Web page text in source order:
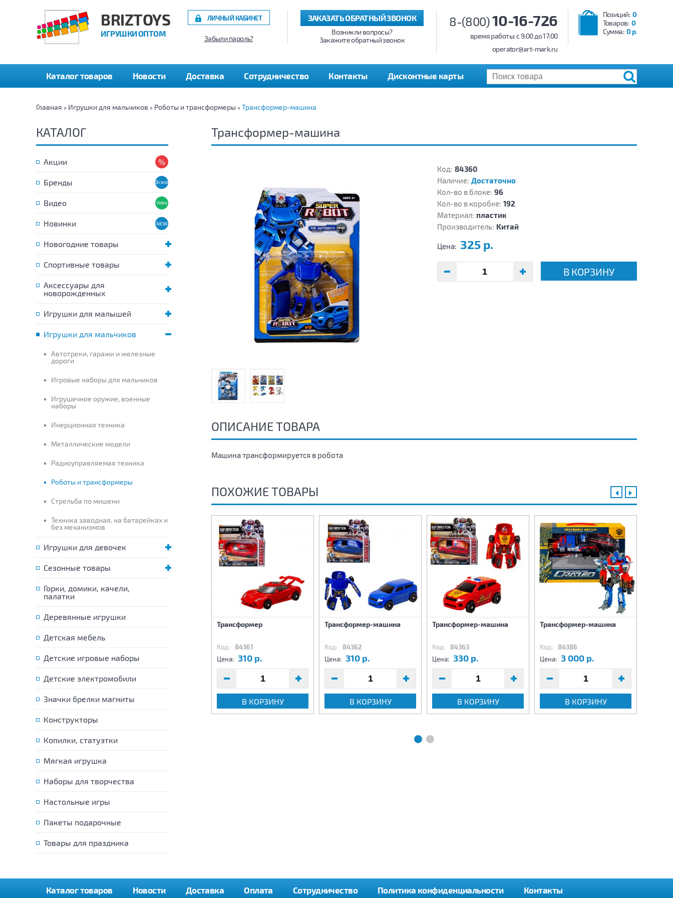
BRIZTOYS
ИГРУШКИ ОПТОМ
Позиций: 0
Товаров: 0
Сумма: 0 р.
8-(800)10-16-726
время работы: c 9:00 до 17:00
operator@art-mark.ru
ЗАКАЗАТЬ ОБРАТНЫЙ ЗВОНОК
Возникли вопросы?
Закажите обратный звонок
ЛИЧНЫЙ КАБИНЕТ
Забыли пароль?
Каталог товаров Новости Доставка Сотрудничество Контакты Дисконтные карты
Главная » Игрушки для мальчиков » Роботы и трансформеры » Трансформер-машина
КАТАЛОГ
Акции
Бренды
Видео
Новинки
Новогодние товары
Спортивные товары
Аксессуары для
новорожденных
Игрушки для малышей
Игрушки для мальчиков
Автотреки, гаражи и железные
дороги
Игровые наборы для мальчиков
Игрушечное оружие, военные
наборы
Инерционная техника
Металлические модели
Радиоуправляемая техника
Роботы и трансформеры
Стрельба по мишени
Техника заводная, на батарейках и
без механизмов
Игрушки для девочек
Сезонные товары
Горки, домики, качели,
палатки
Деревянные игрушки
Детская мебель
Детские игровые наборы
Детские электромобили
Значки брелки магниты
Конструкторы
Копилки, статуэтки
Мягкая игрушка
Наборы для творчества
Настольные игры
Пакеты подарочные
Товары для праздника
Трансформер-машина
Код: 84360
Наличие: Достаточно
Кол-во в блоке: 96
Кол-во в коробке: 192
Материал: пластик
Производитель: Китай
Цена: 325 р.
В КОРЗИНУ
ОПИСАНИЕ ТОВАРА
Машина трансформируется в робота
ПОХОЖИЕ ТОВАРЫ
Робот-трансформер
Машина с маской
2 490 р.
В КОРЗИНУ
Цена: 2 890 р.
В КОРЗИНУ
Трансформер
Код: 84361
Цена: 310 р.
В КОРЗИНУ
Трансформер-машина
Код: 84362
Цена: 310 р.
В КОРЗИНУ
Трансформер-машина
Код: 84363
Цена: 330 р.
В КОРЗИНУ
Трансформер-машина
Код: 84386
Цена: 3 000 р.
В КОРЗИНУ
Каталог товаров Новости Доставка Оплата Сотрудничество Политика конфиденциальности Контакты